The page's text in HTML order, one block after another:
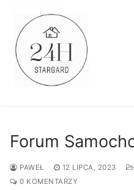
treści
Forum
PAWEŁ 12 LIPCA, 2023
0 KOMENTARZY